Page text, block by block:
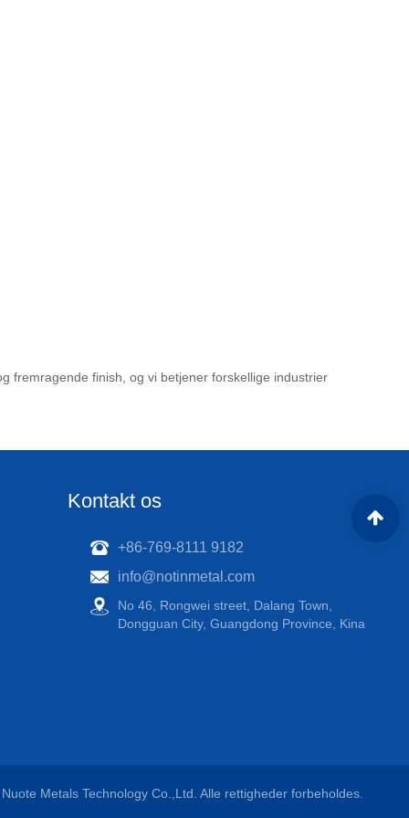
fremragende finish, og vi betjener forskellige industrier
Kontakt os
+86-769-8111 9182
info@notinmetal.com
No 46, Rongwei street, Dalang Town,
Dongguan City, Guangdong Province, Kina
Metals Technology Co.,Ltd. Alle rettigheder forbeholdes.